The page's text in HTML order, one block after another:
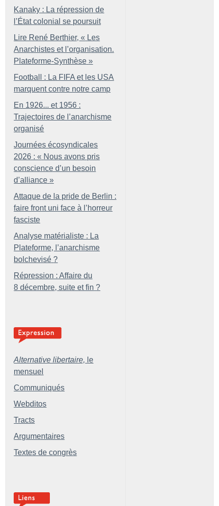
Kanaky : La répression de
l’État colonial se poursuit
Lire René Berthier, « Les
Anarchistes et l’organisation.
Plateforme-Synthèse »
Football : La FIFA et les USA
marquent contre notre camp
En 1926... et 1956 :
Trajectoires de l’anarchisme
organisé
Journées écosyndicales
2026 : « Nous avons pris
conscience d’un besoin
d’alliance »
Attaque de la pride de Berlin :
faire front uni face à l’horreur
fasciste
Analyse matérialiste : La
Plateforme, l’anarchisme
bolchevisé ?
Répression : Affaire du
8 décembre, suite et fin ?
Alternative libertaire, le
mensuel
Communiqués
Webditos
Tracts
Argumentaires
Textes de congrès